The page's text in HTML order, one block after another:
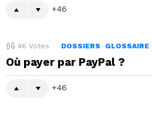
46
46 Votes DOSSIERS GLOSSAIRE
Où payer par PayPal ?
46